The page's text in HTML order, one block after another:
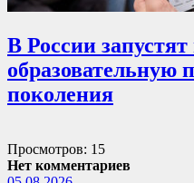
В России
образовательную
поколения
Просмотров: 15
Нет комментариев